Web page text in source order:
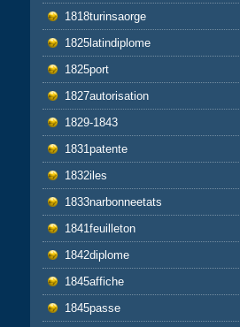
1818turinsaorge
1825latindiplome
1825port
1827autorisation
1829-1843
1831patente
1832iles
1833narbonneetats
1841feuilleton
1842diplome
1845affiche
1845passe